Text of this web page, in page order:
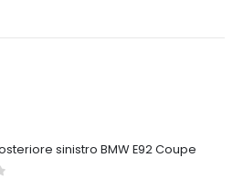
sinistro BMW E92 Coupe